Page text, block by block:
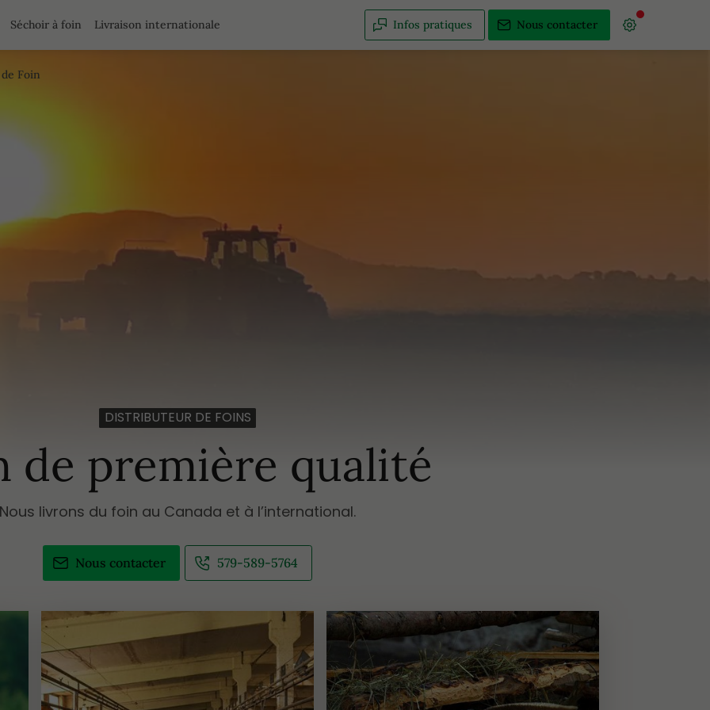
Séchoir à foin Livraison internationale
Foin
Infos pratiques Nous contacter
DISTRIBUTEUR DE FOINS
de première qualité
Nous livrons du foin au Canada et à l’international.
Nous contacter 579-589-5764